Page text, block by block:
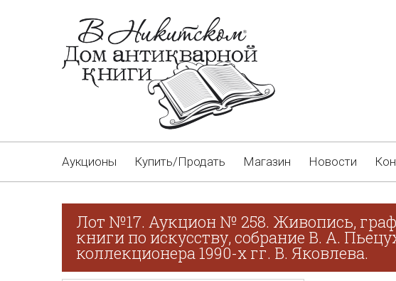
Аукционы Купить/Продать Магазин Новости
Лот №17. Аукцион № 258. Живопись,
книги по искусству, собрание В. А.
коллекционера 1990-х гг. В. Яковлева.